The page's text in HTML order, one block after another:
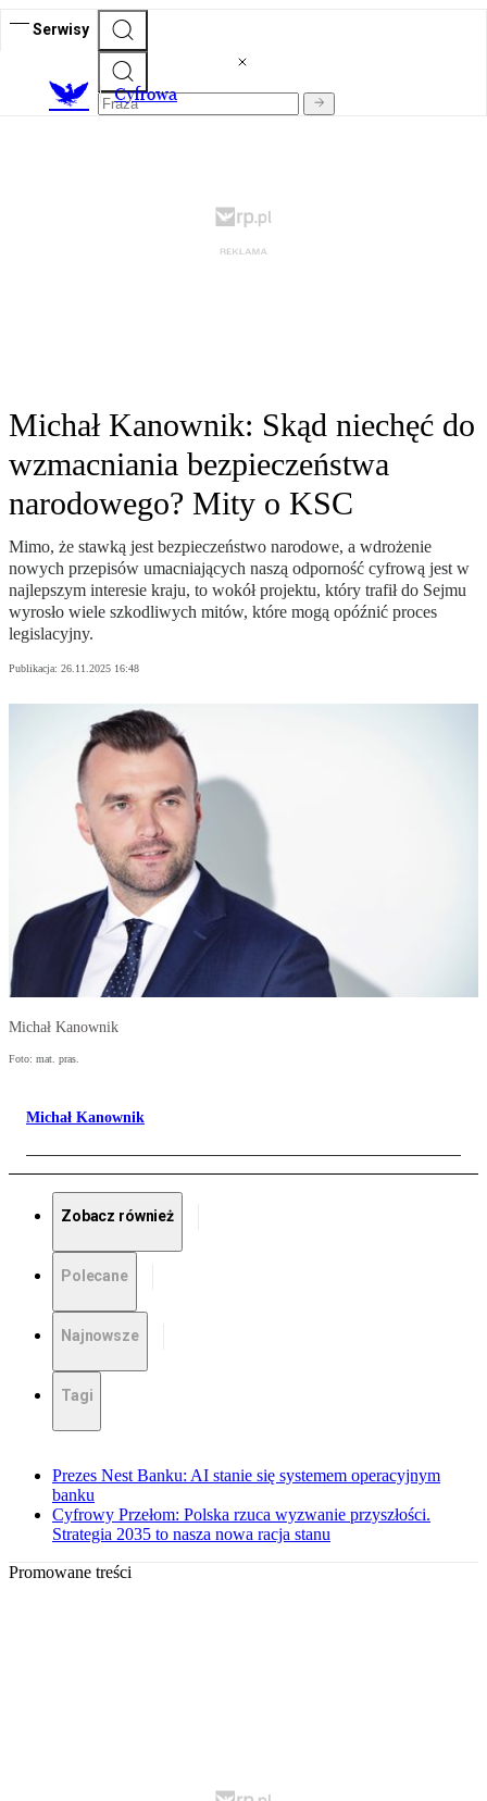
Serwisy
Cyfrowa
Michał Kanownik: Skąd niechęć do
wzmacniania bezpieczeństwa
narodowego? Mity o KSC
Mimo, że stawką jest bezpieczeństwo narodowe, a wdrożenie
nowych przepisów umacniających naszą odporność cyfrową jest w
najlepszym interesie kraju, to wokół projektu, który trafił do Sejmu
wyrosło wiele szkodliwych mitów, które mogą opóźnić proces
legislacyjny.
Publikacja: 26.11.2025 16:48
Michał Kanownik
Foto: mat. pras.
Michał Kanownik
Zobacz również
Polecane
Najnowsze
Tagi
Prezes Nest Banku: AI stanie się systemem operacyjnym
banku
Cyfrowy Przełom: Polska rzuca wyzwanie przyszłości.
Strategia 2035 to nasza nowa racja stanu
Promowane treści